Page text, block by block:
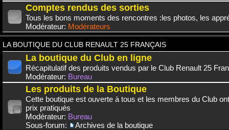
Comptes rendus des sorties
Tous les bons moments des rencontres :les photos, les
Modérateur: Modérateurs
LA BOUTIQUE DU CLUB RENAULT 25 FRANÇAIS
La boutique du Club en ligne
Récapitulatif des produits vendus par le Club Renault 25
Modérateur: Bureau
Les produits de la Boutique
Cette boutique est ouverte à tous et les membres du Club
prix pratiqués
Modérateur: Bureau
Sous-forum:
Archives de la boutique